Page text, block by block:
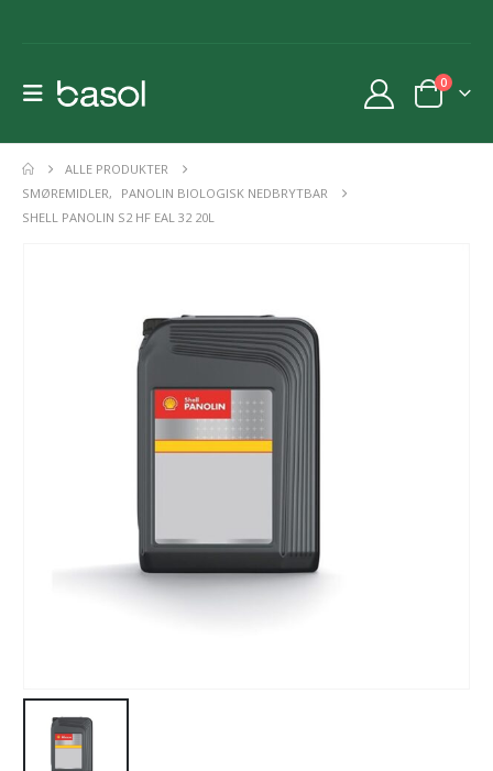
0
ALLE PRODUKTER
SMØREMIDLER,
PANOLIN BIOLOGISK NEDBRYTBAR
SHELL PANOLIN S2 HF EAL 32 20L